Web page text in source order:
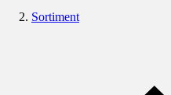
Sortiment